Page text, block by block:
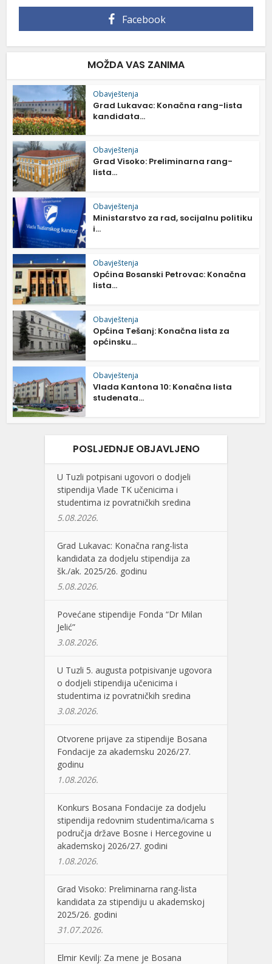
Facebook
MOŽDA VAS ZANIMA
Obavještenja
Grad Lukavac: Konačna rang-lista
kandidata...
Obavještenja
Grad Visoko: Preliminarna rang-
lista...
Obavještenja
Ministarstvo za rad, socijalnu politiku
i...
Obavještenja
Općina Bosanski Petrovac: Konačna
lista...
Obavještenja
Općina Tešanj: Konačna lista za
općinsku...
Obavještenja
Vlada Kantona 10: Konačna lista
studenata...
POSLJEDNJE OBJAVLJENO
U Tuzli potpisani ugovori o dodjeli
stipendija Vlade TK učenicima i
studentima iz povratničkih sredina
5.08.2026.
Grad Lukavac: Konačna rang-lista
kandidata za dodjelu stipendija za
šk./ak. 2025/26. godinu
5.08.2026.
Povećane stipendije Fonda “Dr Milan
Jelić”
3.08.2026.
U Tuzli 5. augusta potpisivanje ugovora
o dodjeli stipendija učenicima i
studentima iz povratničkih sredina
3.08.2026.
Otvorene prijave za stipendije Bosana
Fondacije za akademsku 2026/27.
godinu
1.08.2026.
Konkurs Bosana Fondacije za dodjelu
stipendija redovnim studentima/icama s
područja države Bosne i Hercegovine u
akademskoj 2026/27. godini
1.08.2026.
Grad Visoko: Preliminarna rang-lista
kandidata za stipendiju u akademskoj
2025/26. godini
31.07.2026.
Elmir Kevilj: Za mene je Bosana